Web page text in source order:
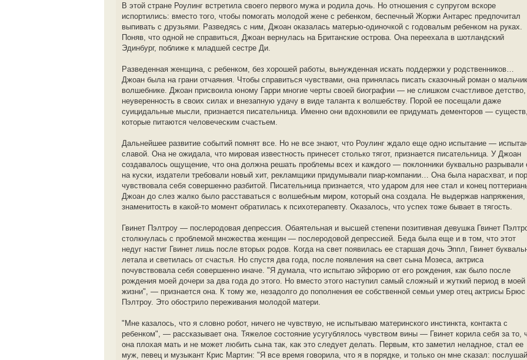
В этой стране Роулинг встретила своего первого мужа и родила дочь. Но отношения с супругом вскоре
испортились: вместо того, чтобы помогать молодой жене с ребенком, беспечный Жоржи Антарес предпочитал
выпивать с друзьями. Разведясь с ним, Джоан оказалась матерью-одиночкой с годовалым ребенком на руках.
Поняв, что одной не справиться, Джоан вернулась на Британские острова. Она переехала в шотландский
Эдинбург, поближе к младшей сестре Ди.
Разведенная женщина, с ребенком, без хорошей работы, вынужденная искать поддержки у родственников…
Джоан была на грани отчаяния. Чтобы справиться чувствами, она принялась писать сказочный роман о
волшебнике. Джоан присвоила юному Гарри многие черты своей биографии — не слишком счастливое детство,
неуверенность в своих силах и внезапную удачу в виде таланта к волшебству. Порой ее посещали даже
суицидальные мысли, признается писательница. Именно они вдохновили ее придумать дементоров — существ,
которые питаются человеческим счастьем.
Дальнейшее развитие событий помнят все. Но не все знают, что Роулинг ждало еще одно испытание —
славой. Она не ожидала, что мировая известность принесет столько тягот, признается писательница. У Джоан
создавалось ощущение, что она должна решать проблемы всех и каждого — поклонники буквально разрывали
на куски, издатели требовали новый хит, рекламщики придумывали пиар-компании… Она была нарасхват, и
чувствовала себя совершенно разбитой. Писательница признается, что ударом для нее стал и конец
Джоан до слез жалко было расставаться с волшебным миром, который она создала. Не выдержав напряжения,
знаменитость в какой-то момент обратилась к психотерапевту. Оказалось, что успех тоже бывает в тягость.
Гвинет Пэлтроу — послеродовая депрессия. Обаятельная и высшей степени позитивная девушка Гвинет
столкнулась с проблемой множества женщин — послеродовой депрессией. Беда была еще и в том, что этот
недуг настиг Гвинет лишь после вторых родов. Когда на свет появилась ее старшая дочь Эппл, Гвинет
летала и светилась от счастья. Но спустя два года, после появления на свет сына Мозеса, актриса
почувствовала себя совершенно иначе. "Я думала, что испытаю эйфорию от его рождения, как было после
рождения моей дочери за два года до этого. Но вместо этого наступил самый сложный и жуткий период в моей
жизни", — признается она. К тому же, незадолго до пополнения ее собственной семьи умер отец актрисы Брюс
Пэлтроу. Это обострило переживания молодой матери.
"Мне казалось, что я словно робот, ничего не чувствую, не испытываю материнского инстинкта, контакта с
ребенком", — рассказывает она. Тяжелое состояние усугублялось чувством вины — Гвинет корила себя за то,
она плохая мать и не может любить сына так, как это следует делать. Первым, кто заметил неладное, стал ее
муж, певец и музыкант Крис Мартин: "Я все время говорила, что я в порядке, и только он мне сказал: